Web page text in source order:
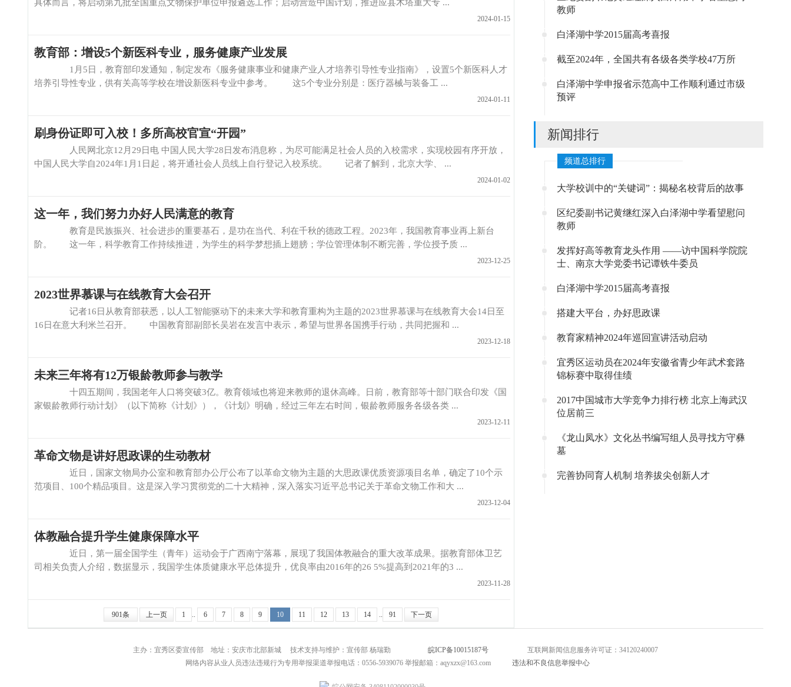
具体而言，将启动第九批全国重点文物保护单位申报遴选工作；启动营造中国计划，推进应县木塔重大专 ...
2024-01-15
教育部：增设5个新医科专业，服务健康产业发展
1月5日，教育部印发通知，制定发布《服务健康事业和健康产业人才培养引导性专业指南》，设置5个新医科人才
培养引导性专业，供有关高等学校在增设新医科专业中参考。 这5个专业分别是：医疗器械与装备工 ...
2024-01-11
刷身份证即可入校！多所高校官宣“开园”
人民网北京12月29日电 中国人民大学28日发布消息称，为尽可能满足社会人员的入校需求，实现校园有序开放，
中国人民大学自2024年1月1日起，将开通社会人员线上自行登记入校系统。 记者了解到，北京大学、 ...
2024-01-02
这一年，我们努力办好人民满意的教育
教育是民族振兴、社会进步的重要基石，是功在当代、利在千秋的德政工程。2023年，我国教育事业再上新台
阶。 这一年，科学教育工作持续推进，为学生的科学梦想插上翅膀；学位管理体制不断完善，学位授予质 ...
2023-12-25
2023世界慕课与在线教育大会召开
记者16日从教育部获悉，以人工智能驱动下的未来大学和教育重构为主题的2023世界慕课与在线教育大会14日至
16日在意大利米兰召开。 中国教育部副部长吴岩在发言中表示，希望与世界各国携手行动，共同把握和 ...
2023-12-18
未来三年将有12万银龄教师参与教学
十四五期间，我国老年人口将突破3亿。教育领域也将迎来教师的退休高峰。日前，教育部等十部门联合印发《国
家银龄教师行动计划》（以下简称《计划》），《计划》明确，经过三年左右时间，银龄教师服务各级各类 ...
2023-12-11
革命文物是讲好思政课的生动教材
近日，国家文物局办公室和教育部办公厅公布了以革命文物为主题的大思政课优质资源项目名单，确定了10个示
范项目、100个精品项目。这是深入学习贯彻党的二十大精神，深入落实习近平总书记关于革命文物工作和大 ...
2023-12-04
体教融合提升学生健康保障水平
近日，第一届全国学生（青年）运动会于广西南宁落幕，展现了我国体教融合的重大改革成果。据教育部体卫艺
司相关负责人介绍，数据显示，我国学生体质健康水平总体提升，优良率由2016年的26 5%提高到2021年的3 ...
2023-11-28
901条 上一页 1 .. 6 7 8 9 10 11 12 13 14 .. 91 下一页
教师
白泽湖中学2015届高考喜报
截至2024年，全国共有各级各类学校47万所
白泽湖中学申报省示范高中工作顺利通过市级
预评
新闻排行
频道总排行
大学校训中的“关键词”：揭秘名校背后的故事
区纪委副书记黄继红深入白泽湖中学看望慰问
教师
发挥好高等教育龙头作用 ——访中国科学院院
士、南京大学党委书记谭铁牛委员
白泽湖中学2015届高考喜报
搭建大平台，办好思政课
教育家精神2024年巡回宣讲活动启动
宜秀区运动员在2024年安徽省青少年武术套路
锦标赛中取得佳绩
2017中国城市大学竞争力排行榜 北京上海武汉
位居前三
《龙山凤水》文化丛书编写组人员寻找方守彝
墓
完善协同育人机制 培养拔尖创新人才
主办：宜秀区委宣传部 地址：安庆市北部新城 技术支持与维护：宣传部 杨瑞勤 皖ICP备10015187号
互联网新闻信息服务许可证：34120240007
网络内容从业人员违法违规行为专用举报渠道举报电话：0556-5939076 举报邮箱：aqyxzx@163.com 违法和不良信息举报中心